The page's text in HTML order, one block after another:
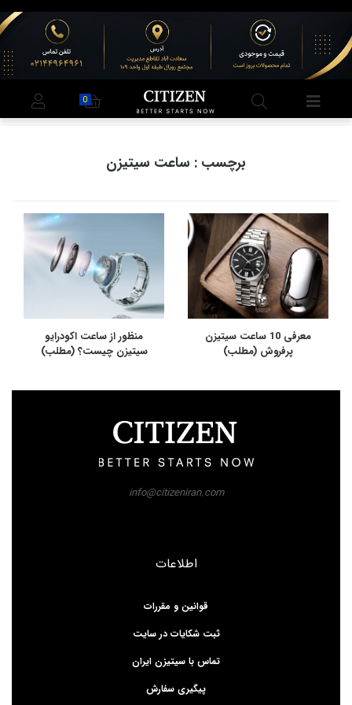
برچسب : ساعت سیتیزن
معرفی 10 ساعت سیتیزن
پرفروش (مطلب)
منظور از ساعت اکودرایو
سیتیزن چیست؟ (مطلب)
info@citizeniran.com
اطلاعات
قوانین و مقررات
ثبت شکایات در سایت
تماس با سیتیزن ایران
پیگیری سفارش
0